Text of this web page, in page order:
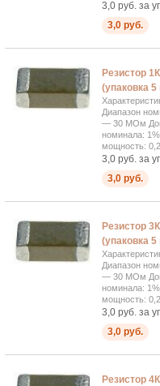
3,0 руб. за
3,0 руб.
Резистор
(упаковка 5
Диапазон
— 30 МОм
номинала:
мощность:
3,0 руб. за
3,0 руб.
Резистор
(упаковка 5
Диапазон
— 30 МОм
номинала:
мощность:
3,0 руб. за
3,0 руб.
Резистор